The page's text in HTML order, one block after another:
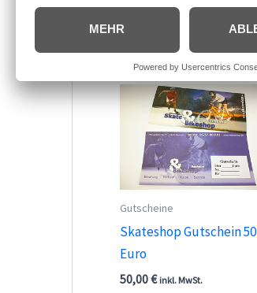
Ähnliche Produkte
Gutscheine
Skateshop Gutschein 50
Euro
50,00€ inkl. MwSt.